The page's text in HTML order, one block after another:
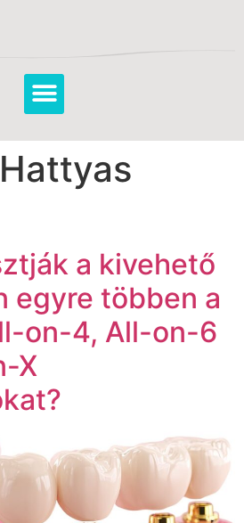
Hattyas
a kivehető
egyre többen a
on-4, All-on-6
X